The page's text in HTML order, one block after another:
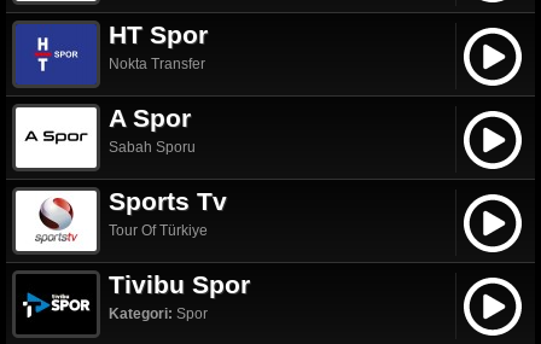
HT Spor
Nokta Transfer
A Spor
Sabah Sporu
Sports Tv
Tour Of Türkiye
Tivibu Spor
Kategori: Spor